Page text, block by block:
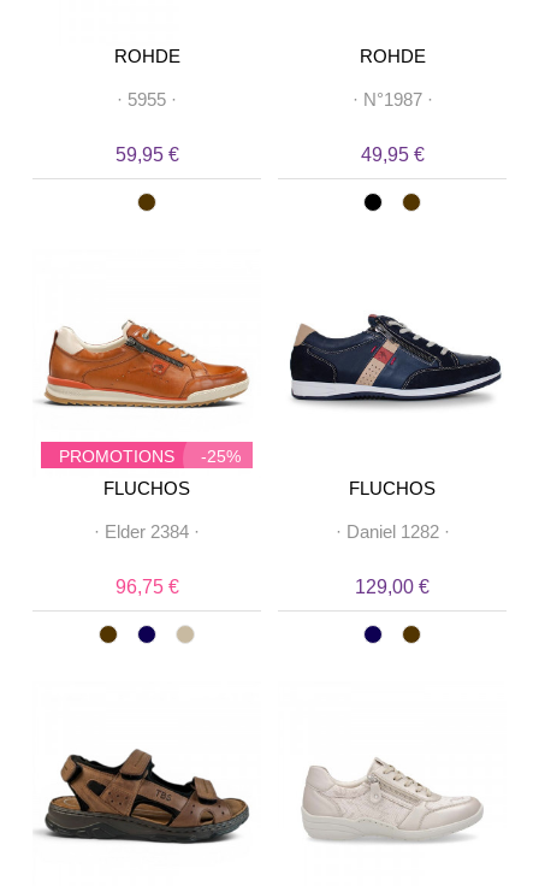
ROHDE
· 5955 ·
59,95 €
ROHDE
· N°1987·
49,95 €
PROMOTIONS -25%
FLUCHOS
· Elder 2384 ·
96,75 €
FLUCHOS
· Daniel 1282·
129,00 €